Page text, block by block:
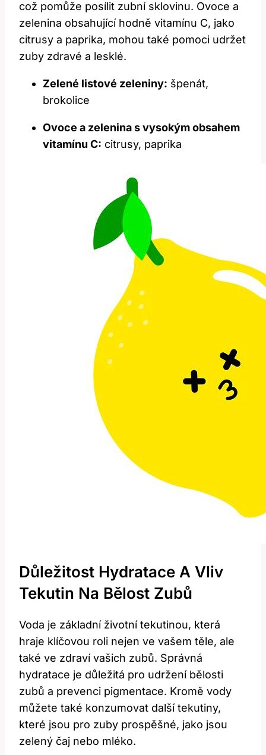
což pomůže posílit zubní sklovinu. Ovoce a
zelenina obsahující hodně vitamínu C, jako
citrusy a paprika, mohou také pomoci udržet
zuby zdravé a lesklé.
Zelené listové zeleniny: špenát,
brokolice
Ovoce a zelenina s vysokým obsahem
vitamínu C: citrusy, paprika
Důležitost Hydratace A Vliv
Tekutin Na Bělost Zubů
Voda je základní životní tekutinou, která
hraje klíčovou roli nejen ve vašem těle, ale
také ve zdraví vašich zubů. Správná
hydratace je důležitá pro udržení bělosti
zubů a prevenci pigmentace. Kromě vody
můžete také konzumovat další tekutiny,
které jsou pro zuby prospěšné, jako jsou
zelený čaj nebo mléko.